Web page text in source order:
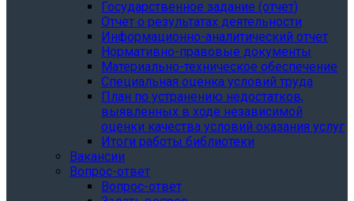
Государственное задание (отчет)
Отчет о результатах деятельности
Информационно-аналитический отчет
Нормативно-правовые документы
Материально-техническое обеспечение
Специальная оценка условий труда
План по устранению недостатков,
выявленных в ходе независимой
оценки качества условий оказания услуг
Итоги работы библиотеки
Вакансии
Вопрос-ответ
Вопрос-ответ